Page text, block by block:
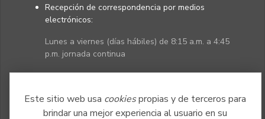
Este sitio web usa cookiespropias y de terceros para
brindar una mejor experiencia al usuario en su
Recepción de correspondencia por medios
electrónicos:
Lunes a viernes (días hábiles) de 8:15 a.m. a 4:45
p.m. jornada continua